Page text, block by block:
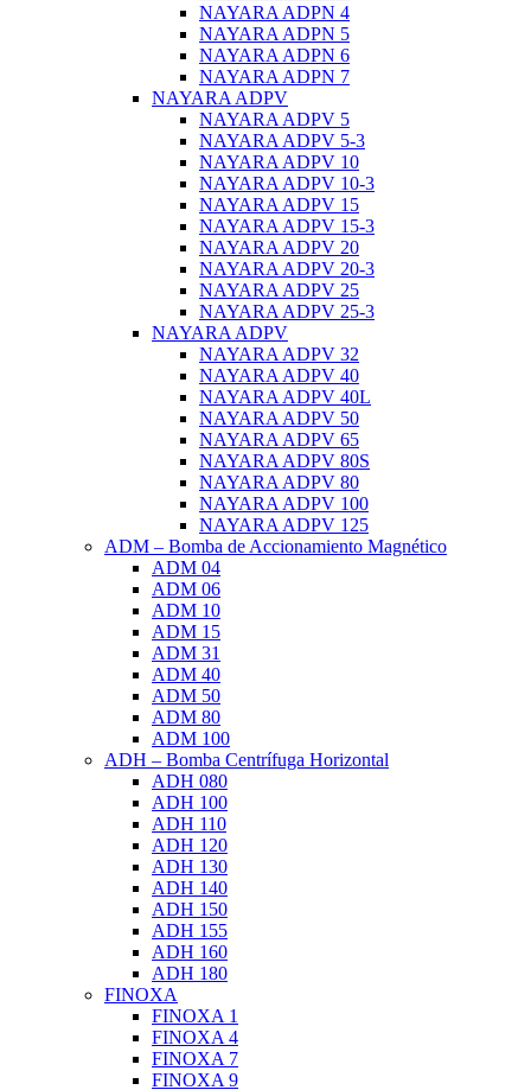
NAYARA ADPN 4
NAYARA ADPN 5
NAYARA ADPN 6
NAYARA ADPN 7
NAYARA ADPV
NAYARA ADPV 5
NAYARA ADPV 5-3
NAYARA ADPV 10
NAYARA ADPV 10-3
NAYARA ADPV 15
NAYARA ADPV 15-3
NAYARA ADPV 20
NAYARA ADPV 20-3
NAYARA ADPV 25
NAYARA ADPV 25-3
NAYARA ADPV
NAYARA ADPV 32
NAYARA ADPV 40
NAYARA ADPV 40L
NAYARA ADPV 50
NAYARA ADPV 65
NAYARA ADPV 80S
NAYARA ADPV 80
NAYARA ADPV 100
NAYARA ADPV 125
ADM – Bomba de Accionamiento Magnético
ADM 04
ADM 06
ADM 10
ADM 15
ADM 31
ADM 40
ADM 50
ADM 80
ADM 100
ADH – Bomba Centrífuga Horizontal
ADH 080
ADH 100
ADH 110
ADH 120
ADH 130
ADH 140
ADH 150
ADH 155
ADH 160
ADH 180
FINOXA
FINOXA 1
FINOXA 4
FINOXA 7
FINOXA 9